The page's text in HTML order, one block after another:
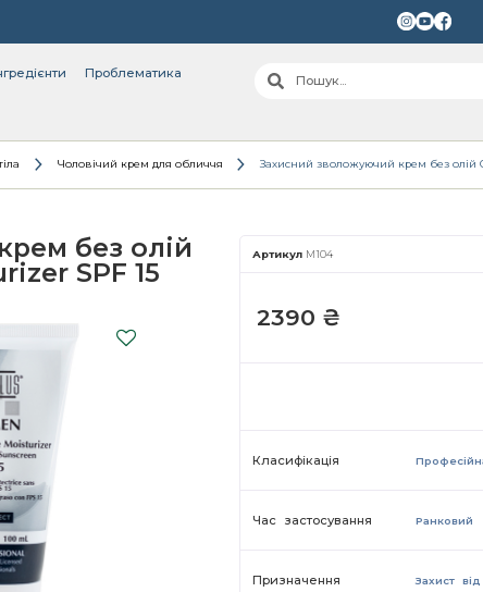
Проблематика
Чоловічий крем для обличчя Захисний зволожуючий крем без олій
без олій
SPF 15
Артикул M104
2390 ₴
Класифікація
Час застосування Ранковий
Призначення Захист